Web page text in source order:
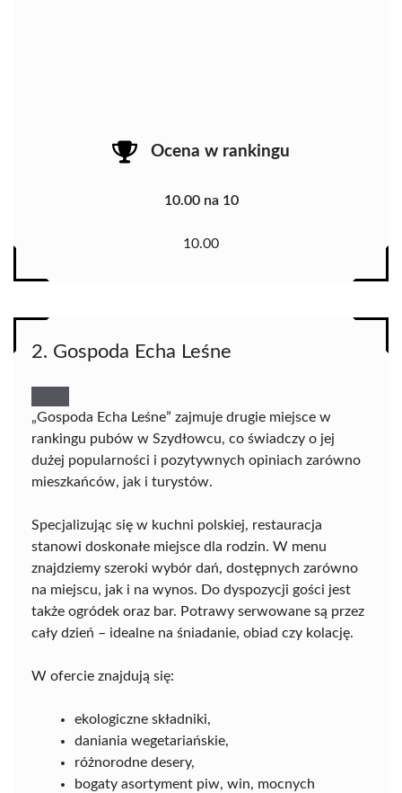
Ocena w rankingu
10.00 na 10
10.00
2. Gospoda Echa Leśne
„Gospoda Echa Leśne” zajmuje drugie miejsce w
rankingu pubów w Szydłowcu, co świadczy o jej
dużej popularności i pozytywnych opiniach zarówno
mieszkańców, jak i turystów.
Specjalizując się w kuchni polskiej, restauracja
stanowi doskonałe miejsce dla rodzin. W menu
znajdziemy szeroki wybór dań, dostępnych zarówno
na miejscu, jak i na wynos. Do dyspozycji gości jest
także ogródek oraz bar. Potrawy serwowane są przez
cały dzień – idealne na śniadanie, obiad czy kolację.
W ofercie znajdują się:
ekologiczne składniki,
daniania wegetariańskie,
różnorodne desery,
bogaty asortyment piw, win, mocnych